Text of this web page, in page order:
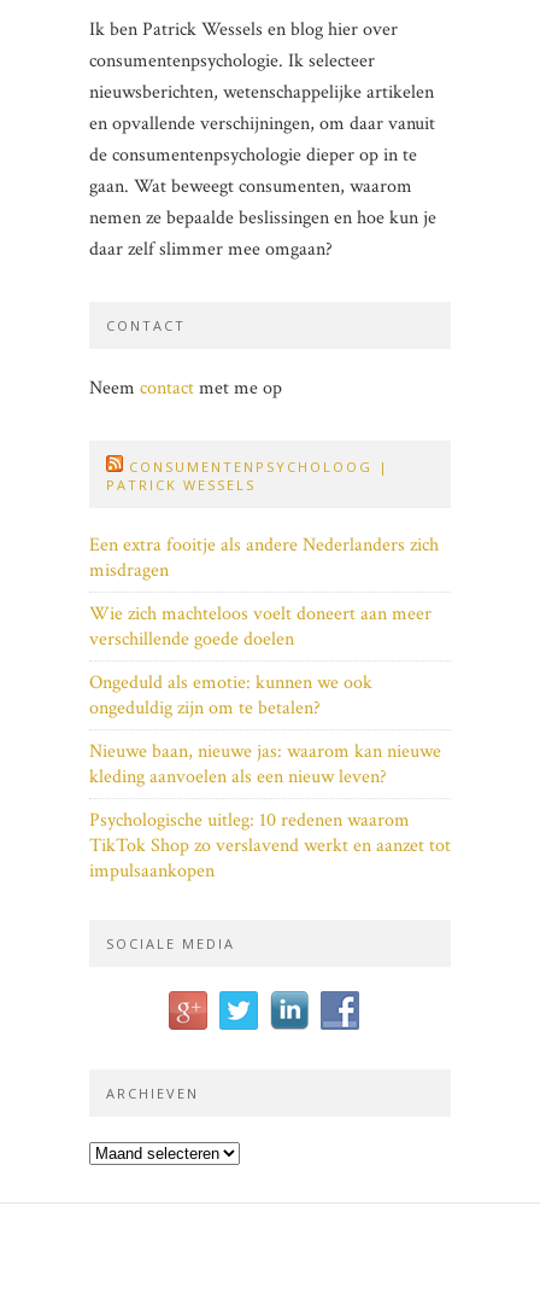
Ik ben Patrick Wessels en blog hier over
consumentenpsychologie. Ik selecteer
nieuwsberichten, wetenschappelijke artikelen
en opvallende verschijningen, om daar vanuit
de consumentenpsychologie dieper op in te
gaan. Wat beweegt consumenten, waarom
nemen ze bepaalde beslissingen en hoe kun je
daar zelf slimmer mee omgaan?
CONTACT
Neem contactmet me op
CONSUMENTENPSYCHOLOOG |
PATRICK WESSELS
Een extra fooitje als andere Nederlanders zich
misdragen
Wie zich machteloos voelt doneert aan meer
verschillende goede doelen
Ongeduld als emotie: kunnen we ook
ongeduldig zijn om te betalen?
Nieuwe baan, nieuwe jas: waarom kan nieuwe
kleding aanvoelen als een nieuw leven?
Psychologische uitleg: 10 redenen waarom
TikTok Shop zo verslavend werkt en aanzet tot
impulsaankopen
SOCIALE MEDIA
ARCHIEVEN
Archieven